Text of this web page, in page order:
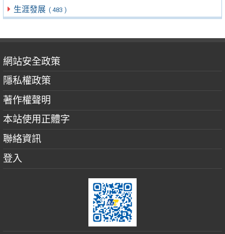
生涯發展 ( 483 )
網站安全政策
隱私權政策
著作權聲明
本站使用正體字
聯絡資訊
登入